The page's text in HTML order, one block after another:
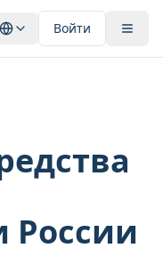
Войти
России